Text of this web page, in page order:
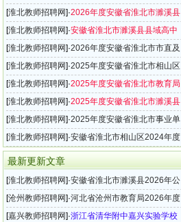
直属中小学新任教师招聘44名公告
[淮北教师招聘网]·2026年度安徽省淮北市濉溪县
中小学新任教师招聘39名公告
[淮北教师招聘网]·安徽省淮北市濉溪县县域高中
（中职）2026年教师招聘30名公告
[淮北教师招聘网]·2026年度安徽省淮北市市直及
市辖区事业单位教师招聘公告
[淮北教师招聘网]·2025年度安徽省淮北市相山区
中小学新任教师招聘10名公告
[淮北教师招聘网]·2025年度安徽省淮北市教育局
直属中小学新任教师招聘60名公告
[淮北教师招聘网]·2025年度安徽省淮北市濉溪县
中小学新任教师招聘105名公告
[淮北教师招聘网]·2025年度安徽省淮北市事业单
位招聘工作人员公告
[淮北教师招聘网]·安徽省淮北市相山区2024年度
教师招聘公告（80名）
最新更新文章
[淮北教师招聘网]·安徽省淮北市濉溪县2026年公
开引进县外在编在职教师工作实施方案
[沧州教师招聘网]·河北省沧州市教育局2026年度
公开招调教师公告
[嘉兴教师招聘网]·浙江省清华附中嘉兴实验学校